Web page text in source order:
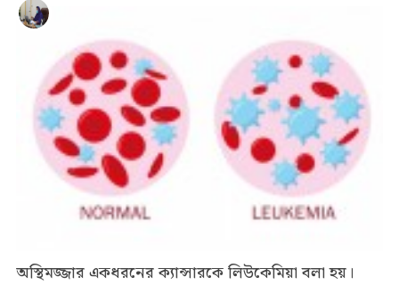
অস্থিমজ্জার একধরনের ক্যান্সারকে লিউকেমিয়া বলা হয়।